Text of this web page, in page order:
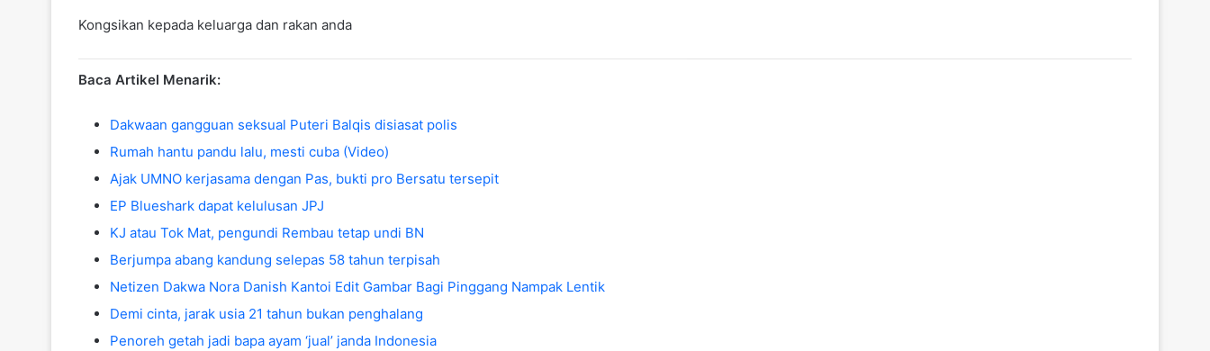
Kongsikan kepada keluarga dan rakan anda
Baca Artikel Menarik:
Dakwaan gangguan seksual Puteri Balqis disiasat polis
Rumah hantu pandu lalu, mesti cuba (Video)
Ajak UMNO kerjasama dengan Pas, bukti pro Bersatu tersepit
EP Blueshark dapat kelulusan JPJ
KJ atau Tok Mat, pengundi Rembau tetap undi BN
Berjumpa abang kandung selepas 58 tahun terpisah
Netizen Dakwa Nora Danish Kantoi Edit Gambar Bagi Pinggang Nampak Lentik
Demi cinta, jarak usia 21 tahun bukan penghalang
Penoreh getah jadi bapa ayam ‘jual’ janda Indonesia